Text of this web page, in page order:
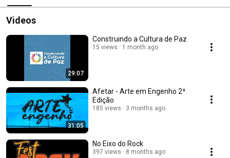
Videos
29:07
Construindo a Cultura de Paz
15 views 1 month ago
31:05
Afetar - Arte em Engenho 2ª
Edição
185 views 3 months ago
No Eixo do Rock
397 views 8 months ago